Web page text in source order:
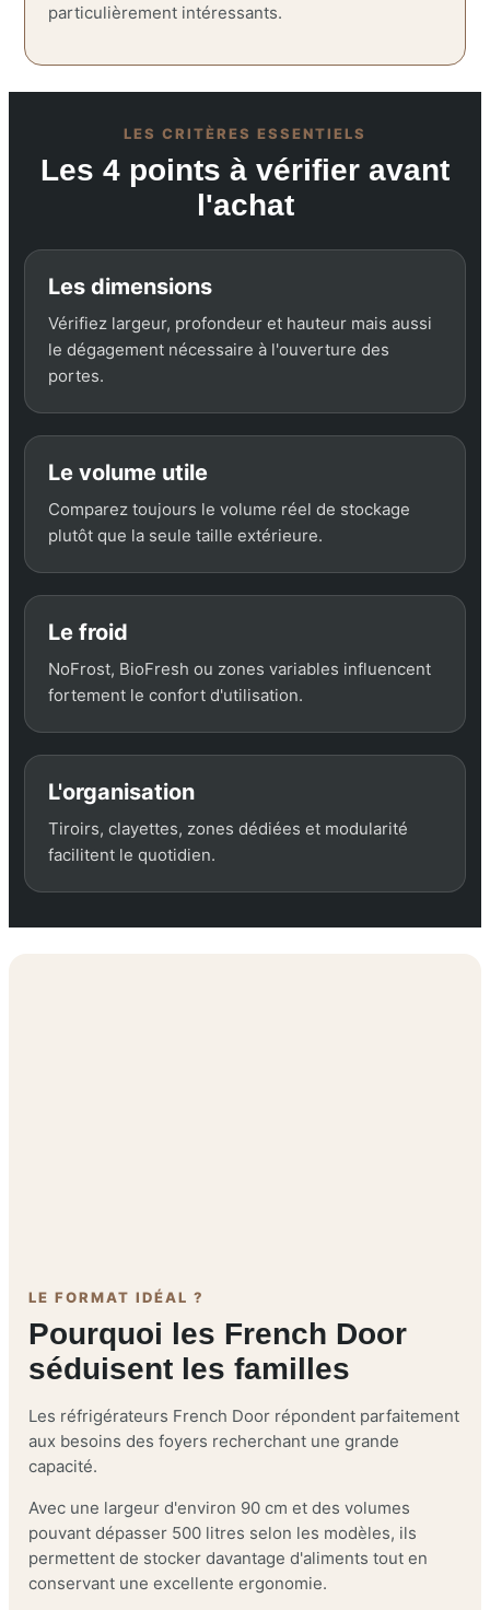
particulièrement intéressants.
LES CRITÈRES ESSENTIELS
Les 4 points à vérifier avant
l'achat
Les dimensions
Vérifiez largeur, profondeur et hauteur mais aussi
le dégagement nécessaire à l'ouverture des
portes.
Le volume utile
Comparez toujours le volume réel de stockage
plutôt que la seule taille extérieure.
Le froid
NoFrost, BioFresh ou zones variables influencent
fortement le confort d'utilisation.
L'organisation
Tiroirs, clayettes, zones dédiées et modularité
facilitent le quotidien.
LE FORMAT IDÉAL ?
Pourquoi les French Door
séduisent les familles
Les réfrigérateurs French Door répondent parfaitement
aux besoins des foyers recherchant une grande
capacité.
Avec une largeur d'environ 90 cm et des volumes
pouvant dépasser 500 litres selon les modèles, ils
permettent de stocker davantage d'aliments tout en
conservant une excellente ergonomie.